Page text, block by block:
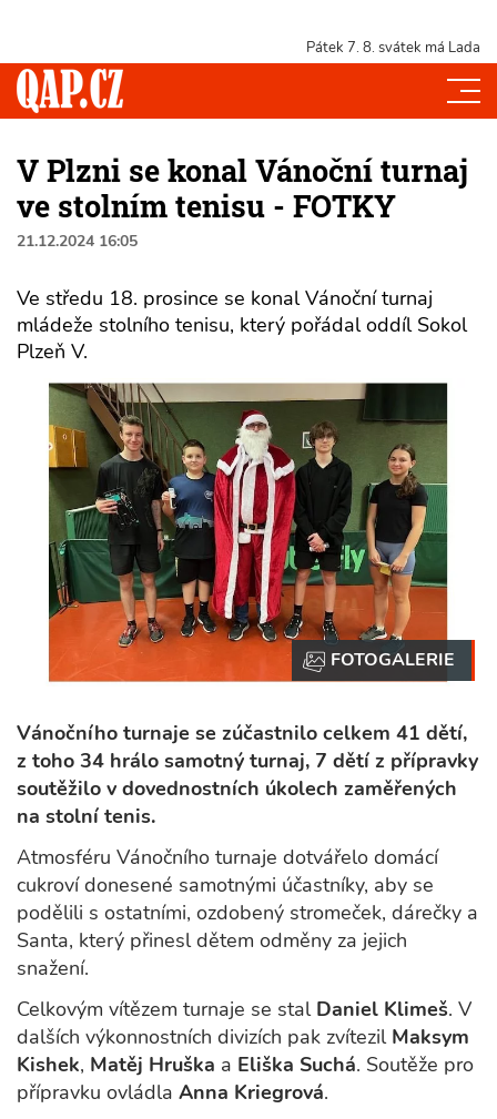
Pátek 7. 8. svátek má Lada
V Plzni se konal Vánoční turnaj
ve stolním tenisu - FOTKY
21.12.2024 16:05
Ve středu 18. prosince se konal Vánoční turnaj
mládeže stolního tenisu, který pořádal oddíl Sokol
Plzeň V.
Vánočního turnaje se zúčastnilo celkem 41 dětí,
z toho 34 hrálo samotný turnaj, 7 dětí z přípravky
soutěžilo v dovednostních úkolech zaměřených
na stolní tenis.
Atmosféru Vánočního turnaje dotvářelo domácí
cukroví donesené samotnými účastníky, aby se
podělili s ostatními, ozdobený stromeček, dárečky a
Santa, který přinesl dětem odměny za jejich
snažení.
Celkovým vítězem turnaje se stal Daniel Klimeš. V
dalších výkonnostních divizích pak zvítezil Maksym
Kishek, Matěj Hruška a Eliška Suchá. Soutěže pro
přípravku ovládla Anna Kriegrová.